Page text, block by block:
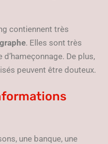
contiennent très
. Elles sont très
De plus,
peuvent être douteux.
une banque, une